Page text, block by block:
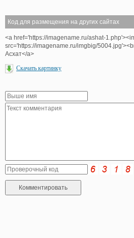
Код для размещения на других сайтах
<a href='https://imagename.ru/ashat-
src='https://imagename.ru/imgbig/
Асхат</a>
Скачать картинку